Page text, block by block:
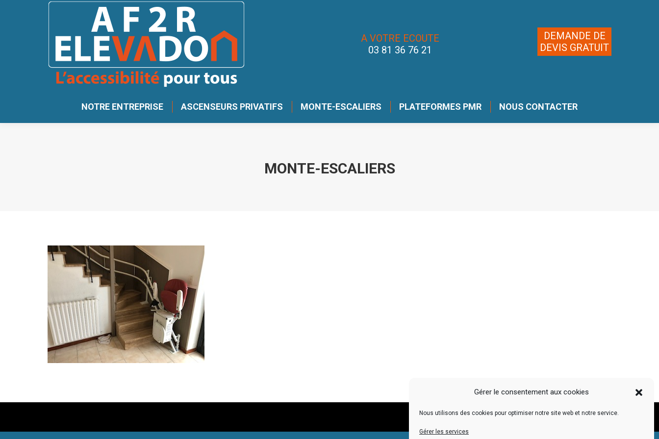
Gérer le consentement aux cookies
Nous utilisons des cookies pour optimiser notre site web et notre service.
Gérer les services
A VOTRE ECOUTE
03 81 36 76 21
DEMANDE DE
DEVIS GRATUIT
NOTRE ENTREPRISE ASCENSEURS PRIVATIFS MONTE-ESCALIERS PLATEFORMES PMR NOUS CONTACTER
MONTE-ESCALIERS
Mentions légales | Copyright ©2021 AF2R ELEVADOM |TERADELIS